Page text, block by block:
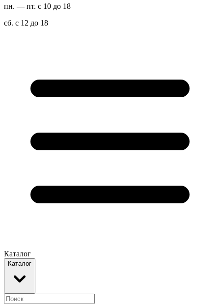
пн. — пт. с 10 до 18
сб. с 12 до 18
Каталог
Каталог